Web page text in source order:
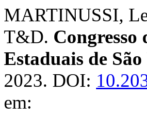
MARTINUSSI,
T&D. Congresso
Estaduais de
2023. DOI:
em: